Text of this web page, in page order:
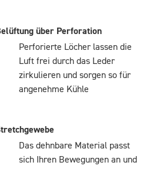
über Perforation
Perforierte Löcher lassen die
Luft frei durch das Leder
zirkulieren und sorgen so für
angenehme Kühle
Das dehnbare Material passt
sich Ihren Bewegungen an und